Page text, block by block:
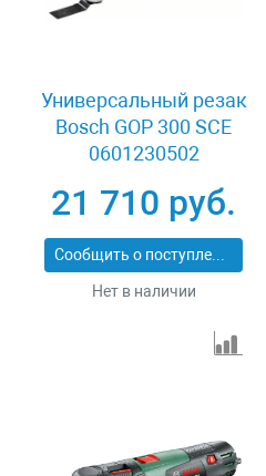
Универсальный резак
Bosch GOP 300 SCE
0601230502
21 710 руб.
Сообщить о поступлении
Нет в наличии